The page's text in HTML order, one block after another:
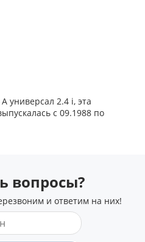
универсал 2.4 i, эта
с 09.1988 по
вопросы?
и ответим на них!